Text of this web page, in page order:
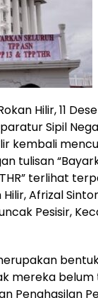
Hilir, 11
Sipil
kembali
tulisan
THR” terlihat
Afrizal
Pesisir,
mereka belum
Penghasilan